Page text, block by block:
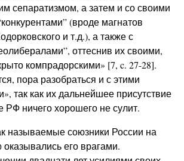
сепаратизмом, а затем и со своими
(вроде магнатов
и т.д.), а также с
оттеснив их своими,
компрадорскими» [7, c. 27-28].
пора разобраться и с этими
так как их дальнейшее присутствие
РФ ничего хорошего не сулит.
называемые союзники России на
его врагами.